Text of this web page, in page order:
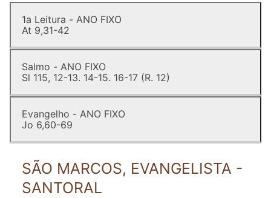
1a Leitura - ANO FIXO
At 9,31-42
Salmo - ANO FIXO
Sl 115, 12-13. 14-15. 16-17 (R. 12)
Evangelho - ANO FIXO
Jo 6,60-69
SÃO MARCOS, EVANGELISTA -
SANTORAL